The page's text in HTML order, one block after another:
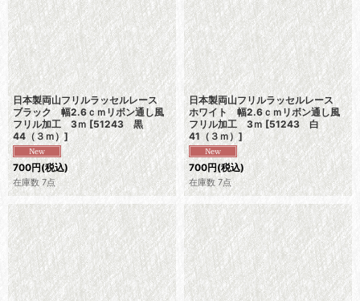
日本製両山フリルラッセルレース
ブラック 幅2.6ｃｍリボン通し風
フリル加工 3ｍ [51243 黒
44（３ｍ）]
700円(税込)
在庫数 7点
日本製両山フリルラッセルレース
ホワイト 幅2.6ｃｍリボン通し風
フリル加工 3ｍ [51243 白
41（３ｍ）]
700円(税込)
在庫数 7点